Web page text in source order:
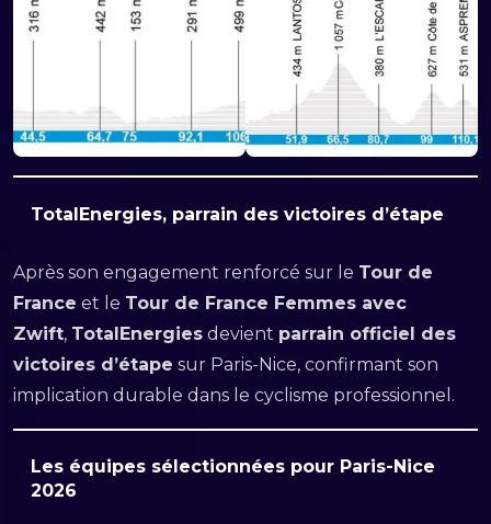
TotalEnergies, parrain des victoires d’étape
Après son engagement renforcé sur le Tour de
France et le Tour de France Femmes avec
Zwift, TotalEnergies devient parrain officiel des
victoires d’étape sur Paris-Nice, confirmant son
implication durable dans le cyclisme professionnel.
Les équipes sélectionnées pour Paris-Nice
2026